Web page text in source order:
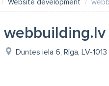
Website development
webbuilding.lv
Duntes iela 6, Rīga, LV-1013